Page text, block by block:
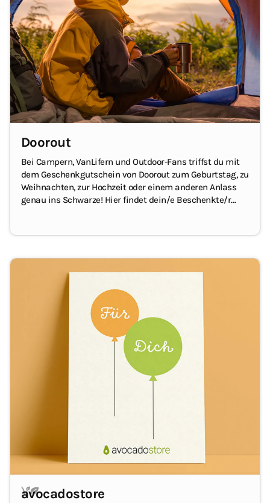
Doorout
Bei Campern, VanLifern und Outdoor-Fans triffst du mit
dem Geschenkgutschein von Doorout zum Geburtstag, zu
Weihnachten, zur Hochzeit oder einem anderen Anlass
genau ins Schwarze! Hier findet dein/e Beschenkte/r
avocadostore